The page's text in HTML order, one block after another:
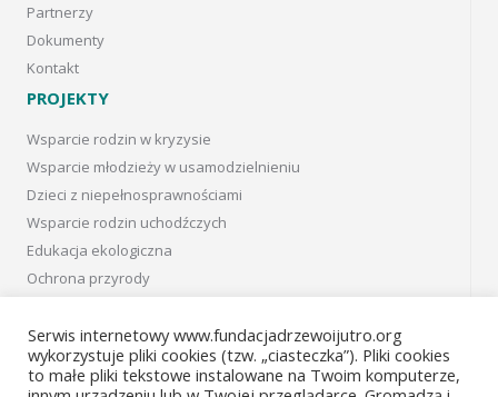
Partnerzy
Dokumenty
Kontakt
PROJEKTY
Wsparcie rodzin w kryzysie
Wsparcie młodzieży w usamodzielnieniu
Dzieci z niepełnosprawnościami
Wsparcie rodzin uchodźczych
Edukacja ekologiczna
Ochrona przyrody
Projects in Canada
Projekty archiwalne
Serwis internetowy www.fundacjadrzewoijutro.org
wykorzystuje pliki cookies (tzw. „ciasteczka”). Pliki cookies
to małe pliki tekstowe instalowane na Twoim komputerze,